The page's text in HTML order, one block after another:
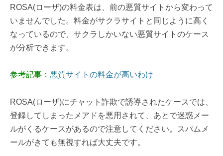
ROSA(ローザ)の料金表は、前の悪質サイトから変わって
いませんでした。料金がサクラサイトと同じように高く
なっているので、サクラしかいない悪質サイトのケース
が分析できます。
参考記事： 悪質サイトの料金が高いわけ
ROSA(ローザ)にチャット詐欺で誘導されたケースでは、
登録してしまったメアドを悪用されて、あとで迷惑メー
ルがくるケースがあるので注意してください。スパムメ
ールがきても無視すれば大丈夫です。